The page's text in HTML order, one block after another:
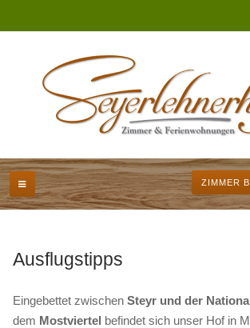
ZIMMER
Ausflugstipps
Eingebettet zwischen Steyr und der
dem Mostviertel befindet sich unser Hof in